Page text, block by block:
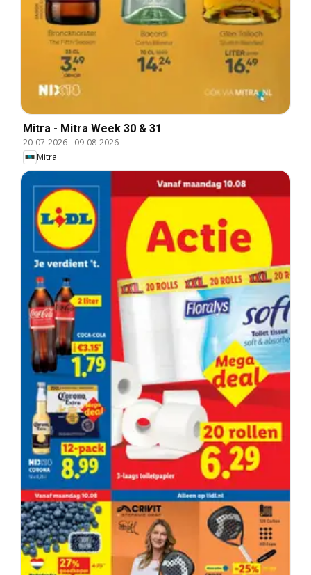
Mitra - Mitra Week 30 & 31
20-07-2026- 09-08-2026
Mitra